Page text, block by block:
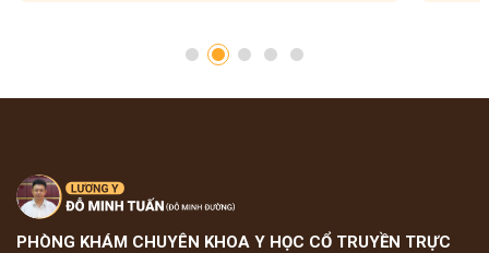
PHÒNG KHÁM CHUYÊN KHOA Y HỌC CỔ TRUYỀN TRỰC